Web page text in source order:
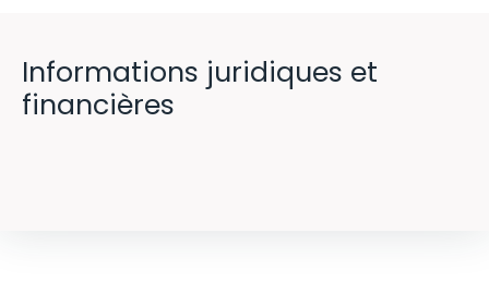
Informations juridiques et
financières